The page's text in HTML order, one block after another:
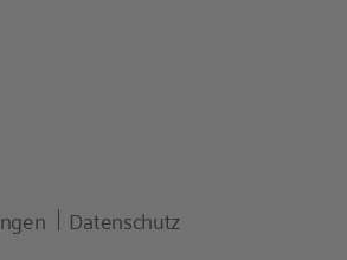
Datenschutz